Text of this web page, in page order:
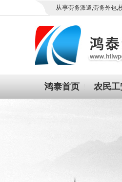
从事劳务派遣,劳务外包,
鸿泰首页 农民工